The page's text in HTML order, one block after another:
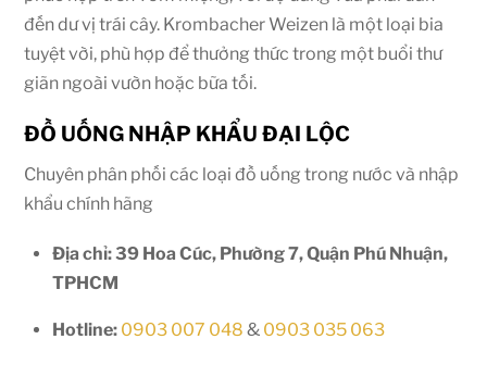
đến dư vị trái cây. Krombacher Weizen là một loại bia
tuyệt vời, phù hợp để thưởng thức trong một buổi thư
giãn ngoài vườn hoặc bữa tối.
ĐỒ UỐNG NHẬP KHẨU ĐẠI LỘC
Chuyên phân phối các loại đồ uống trong nước và nhập
khẩu chính hãng
Địa chỉ: 39 Hoa Cúc, Phường 7, Quận Phú Nhuận,
TPHCM
Hotline: 0903 007 048 & 0903 035 063